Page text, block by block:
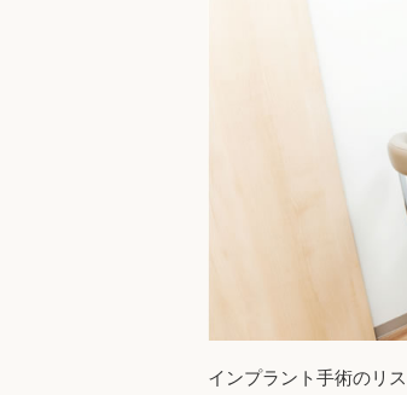
インプラント手術のリ